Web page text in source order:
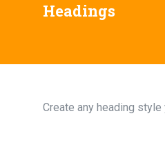
Headings
Create any heading